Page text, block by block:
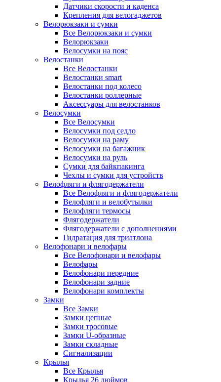
Датчики скорости и каденса
Крепления для велогаджетов
Велорюкзаки и сумки
Все Велорюкзаки и сумки
Велорюкзаки
Велосумки на пояс
Велостанки
Все Велостанки
Велостанки smart
Велостанки под колесо
Велостанки роллерные
Аксессуары для велостанков
Велосумки
Все Велосумки
Велосумки под седло
Велосумки на раму
Велосумки на багажник
Велосумки на руль
Сумки для байкпакинга
Чехлы и сумки для устройств
Велофляги и флягодержатели
Все Велофляги и флягодержатели
Велофляги и велобутылки
Велофляги термосы
Флягодержатели
Флягодержатели с дополнениями
Гидратация для триатлона
Велофонари и велофары
Все Велофонари и велофары
Велофары
Велофонари передние
Велофонари задние
Велофонари комплекты
Замки
Все Замки
Замки цепные
Замки тросовые
Замки U-образные
Замки складные
Сигнализации
Крылья
Все Крылья
Крылья 26 дюймов